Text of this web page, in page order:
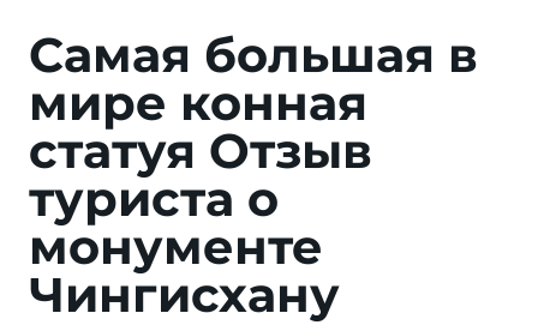
Самая большая в
мире конная
статуя Отзыв
туриста о
монументе
Чингисхану